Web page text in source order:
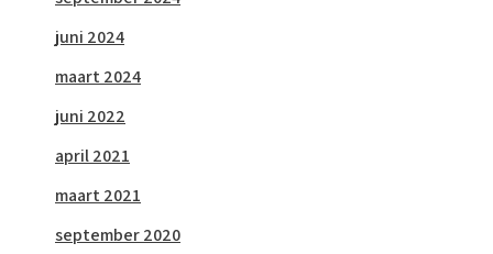
juni 2024
maart 2024
juni 2022
april 2021
maart 2021
september 2020